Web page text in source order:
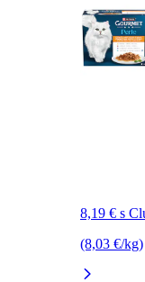
8,19 € s
(8,03 €/kg)